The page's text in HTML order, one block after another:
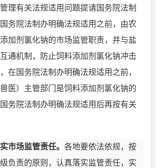
理有关法规适用问题提请国务院法制
务院法制办明确法规适用之前，由农
加剂氯化钠的市场监管职责，并与盐
通机制，防止饲料添加剂氯化钠冲击
在国务院法制办明确法规适用之前，
医）主管部门是饲料添加剂氯化钠的
务院法制办明确法规适用后再按有关
市场监管责任。 各地要依法依规，按
负责的原则，认真落实监管责任，实